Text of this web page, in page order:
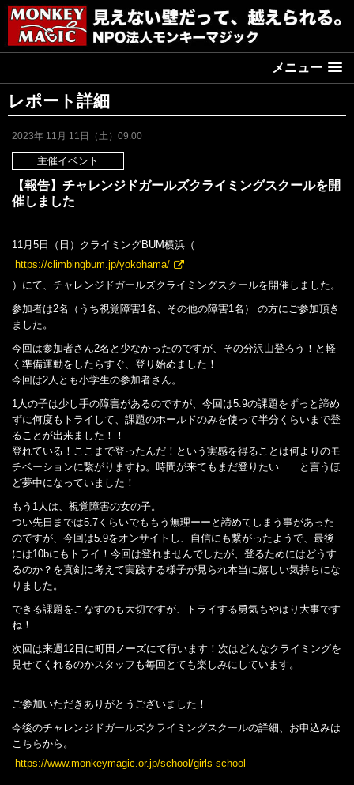
メニュー
レポート詳細
2023年 11月 11日（土）09:00
主催イベント
【報告】チャレンジドガールズクライミングスクールを開
催しました
11月5日（日）クライミングBUM横浜（
https://climbingbum.jp/yokohama/
）にて、チャレンジドガールズクライミングスクールを開催しました。
参加者は2名（うち視覚障害1名、その他の障害1名） の方にご参加頂き
ました。
今回は参加者さん2名と少なかったのですが、その分沢山登ろう！と軽
く準備運動をしたらすぐ、登り始めました！
今回は2人とも小学生の参加者さん。
1人の子は少し手の障害があるのですが、今回は5.9の課題をずっと諦め
ずに何度もトライして、課題のホールドのみを使って半分くらいまで登
ることが出来ました！！
登れている！ここまで登ったんだ！という実感を得ることは何よりのモ
チベーションに繋がりますね。時間が来てもまだ登りたい……と言うほ
ど夢中になっていました！
もう1人は、視覚障害の女の子。
つい先日までは5.7くらいでももう無理ーーと諦めてしまう事があった
のですが、今回は5.9をオンサイトし、自信にも繋がったようで、最後
には10bにもトライ！今回は登れませんでしたが、登るためにはどうす
るのか？を真剣に考えて実践する様子が見られ本当に嬉しい気持ちにな
りました。
できる課題をこなすのも大切ですが、トライする勇気もやはり大事です
ね！
次回は来週12日に町田ノーズにて行います！次はどんなクライミングを
見せてくれるのかスタッフも毎回とても楽しみにしています。
ご参加いただきありがとうございました！
今後のチャレンジドガールズクライミングスクールの詳細、お申込みは
こちらから。
https://www.monkeymagic.or.jp/school/girls-school